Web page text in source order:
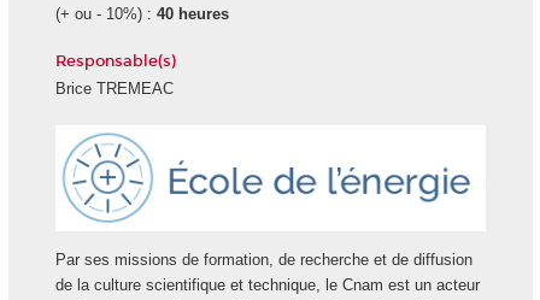
(+ ou - 10%) : 40 heures
Responsable(s)
Brice TREMEAC
Par ses missions de formation, de recherche et de diffusion
de la culture scientifique et technique, le Cnam est un acteur